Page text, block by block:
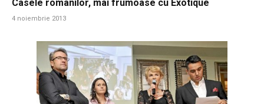
Casele romanilor, mai frumoase cu Exotique
4 noiembrie 2013